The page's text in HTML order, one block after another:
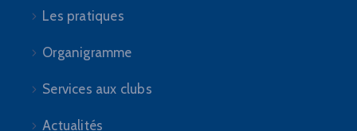
Les pratiques
Organigramme
Services aux clubs
Actualités